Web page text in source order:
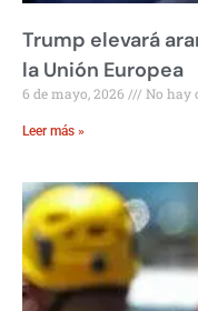
Trump elevará
la Unión Europea
6 de mayo, 2026 No hay
Leer más »